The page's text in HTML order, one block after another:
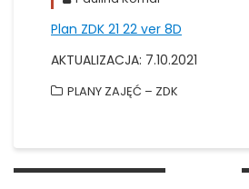
Plan ZDK 21 22 ver 8D
AKTUALIZACJA: 7.10.2021
PLANY ZAJĘĆ – ZDK
Nawigacja